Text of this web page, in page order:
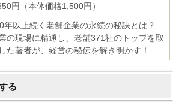
円（本体価格1,500円）
年以上続く老舗企業の永続の秘訣とは？
の現場に精通し、老舗371社のトップを取
た著者が、経営の秘伝を解き明かす！
る